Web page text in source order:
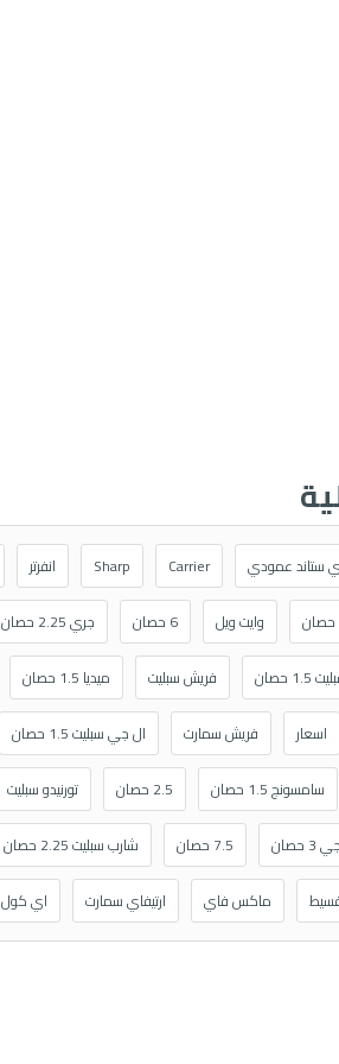
ستاند عمودي Carrier
Sharp انفرتر
وايت ويل 6 حصان جري 2.25 حصان
حصان فريش سبليت ميديا 1.5 حصان
اسعار فريش سمارت ال جي سبليت 1.5 حصان
سامسونج 1.5 حصان 2.5 حصان تورنيدو سبليت
حصان 7.5 حصان شارب سبليت 2.25 حصان
ماكس فاي ارتيفاي سمارت اي كول